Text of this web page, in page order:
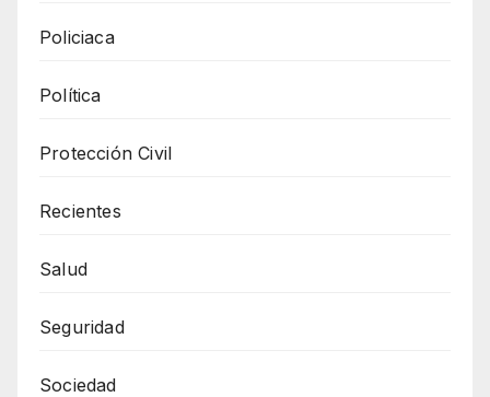
Policiaca
Política
Protección Civil
Recientes
Salud
Seguridad
Sociedad